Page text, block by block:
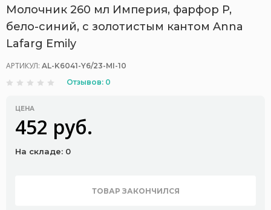
Молочник 260 мл Империя, фарфор P,
бело-синий, с золотистым кантом Anna
Lafarg Emily
АРТИКУЛ: AL-K6041-Y6/23-MI-10
Отзывов: 0
ЦЕНА
452 руб.
На складе: 0
ТОВАР ЗАКОНЧИЛСЯ